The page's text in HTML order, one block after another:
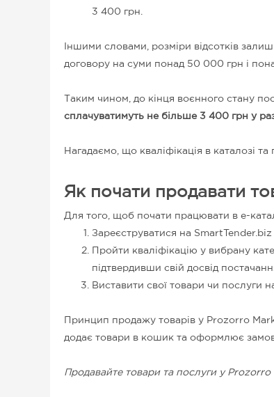
3 400 грн
Іншими словами, розміри відсотків
договору на суми понад 50 000 грн і
Таким чином, до кінця воєнного стану
сплачуватимуть не більше 3 400 грн у
Нагадаємо, що кваліфікація в каталозі
Як почати продавати
Для того, щоб почати працювати в е-
Зареєструватися на SmartTender.biz
Пройти кваліфікацію у вибрану
підтвердивши свій досвід
Виставити свої товари чи послуги
Принцип продажу товарів у Prozorro
додає товари в кошик та оформлює
Продавайте товари та послуги у